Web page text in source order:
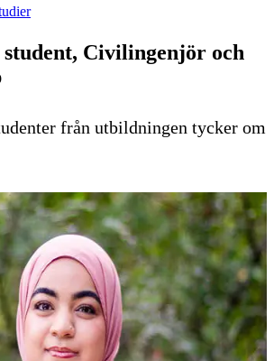
Civilingenjör och
från utbildningen tycker om